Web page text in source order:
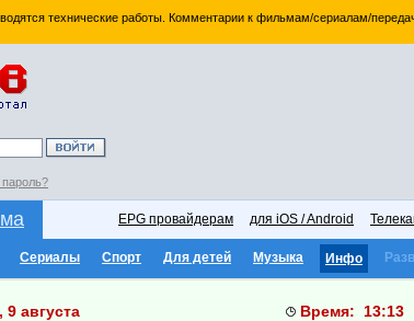
технические работы. Комментарии к фильмам/сериалам/
EPG провайдерам для iOS / Android
Сериалы Спорт Для детей Музыка Инфо
9 августа Время: 13:13